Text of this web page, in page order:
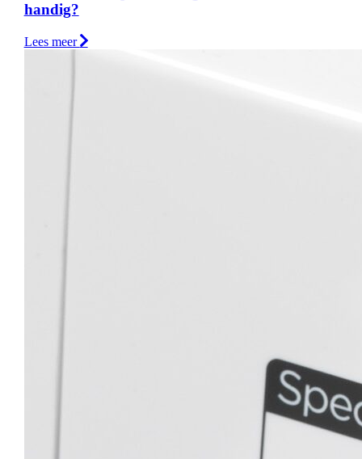
handig?
Lees meer